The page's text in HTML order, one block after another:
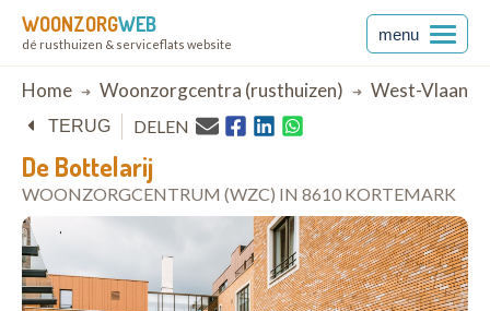
WOONZORGWEB
dé rusthuizen & serviceflats website
menu
Breadcrumb
Home Woonzorgcentra (rusthuizen) West-
De Bottelarij
WOONZORGCENTRUM (WZC) IN 8610 KORTEMARK
TERUG DELEN
open in Google Maps